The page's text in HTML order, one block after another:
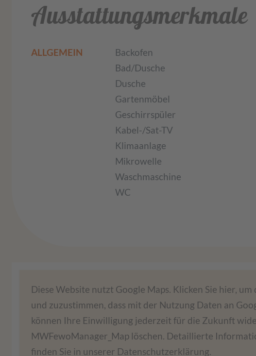
Ausstattungsmerkmale
ALLGEMEIN Backofen
Bad/Dusche
Dusche
Gartenmöbel
Geschirrspüler
Kabel-/Sat-TV
Klimaanlage
Mikrowelle
Waschmaschine
WC
Wir benötigen Ihre Zustimmung, um den
Wir verwenden einen Service eines Drittanbieters,
Service kann Daten zu Ihren Aktivitäten sammeln.
stimmen Sie der Nutzung des Service zu,
Diese Website nutzt Google Maps. Klicken Sie hier,
und zuzustimmen, dass mit der Nutzung Daten an
können Ihre Einwilligung jederzeit für die Zukunft
MWFewoManager_Map löschen. Detaillierte
finden Sie in unserer Datenschutzerklärung.